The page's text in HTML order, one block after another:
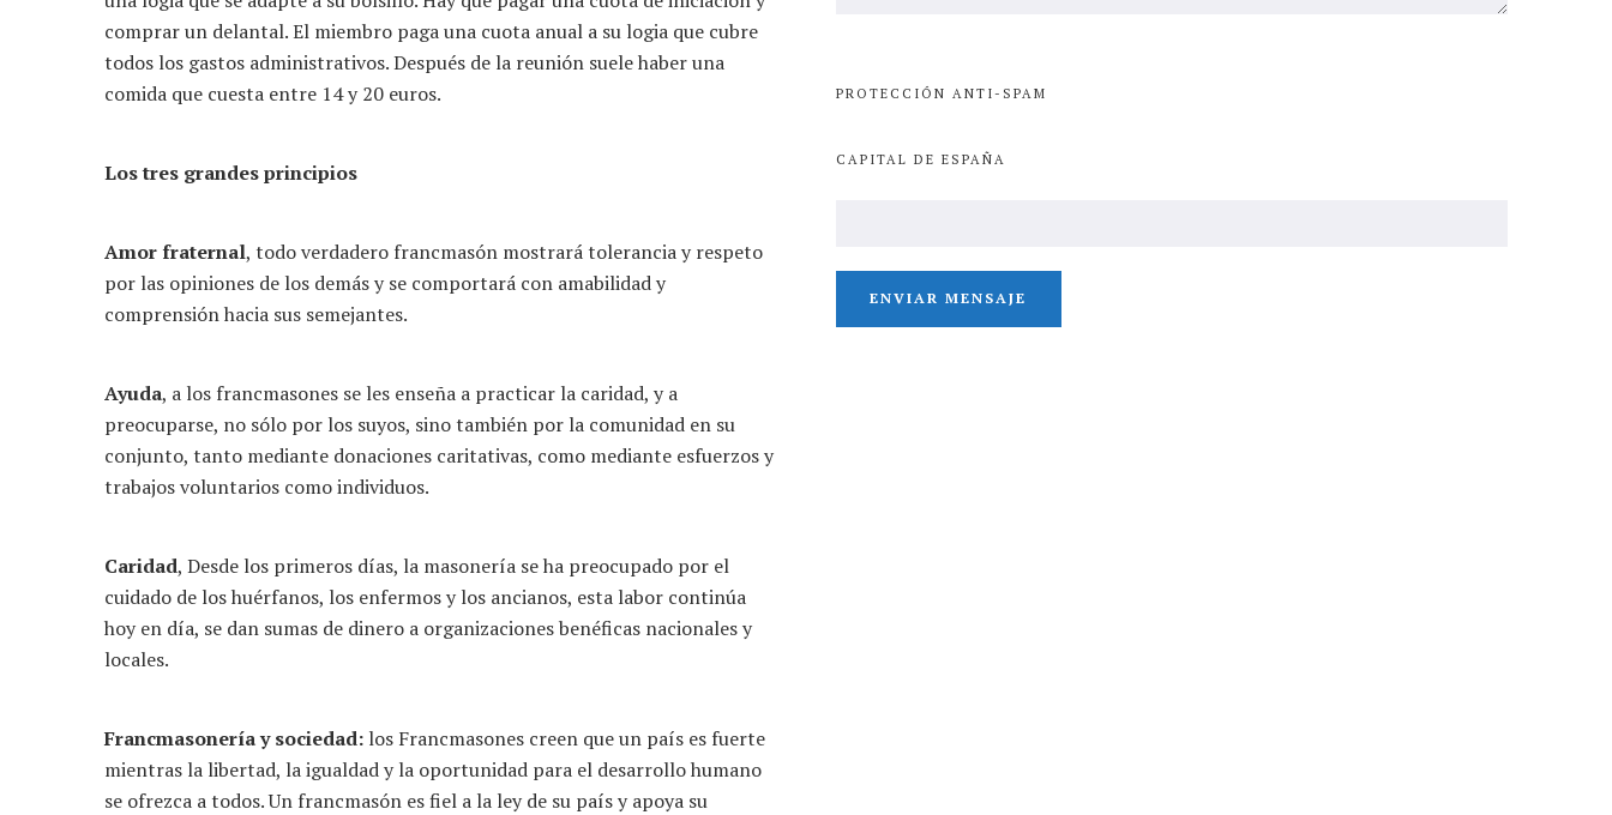
comprar un delantal. El miembro paga una cuota anual a su logia que cubre
todos los gastos administrativos. Después de la reunión suele haber una
comida que cuesta entre 14 y 20 euros.
Los tres grandes principios
Amor fraternal, todo verdadero francmasón mostrará tolerancia y respeto
por las opiniones de los demás y se comportará con amabilidad y
comprensión hacia sus semejantes.
Ayuda, a los francmasones se les enseña a practicar la caridad, y a
preocuparse, no sólo por los suyos, sino también por la comunidad en su
conjunto, tanto mediante donaciones caritativas, como mediante esfuerzos y
trabajos voluntarios como individuos.
Caridad, Desde los primeros días, la masonería se ha preocupado por el
cuidado de los huérfanos, los enfermos y los ancianos, esta labor continúa
hoy en día, se dan sumas de dinero a organizaciones benéficas nacionales y
locales.
Francmasonería y sociedad: los Francmasones creen que un país es fuerte
mientras la libertad, la igualdad y la oportunidad para el desarrollo humano
se ofrezca a todos. Un francmasón es fiel a la ley de su país y apoya su
PROTECCIÓN ANTI-SPAM
CAPITAL DE ESPAÑA